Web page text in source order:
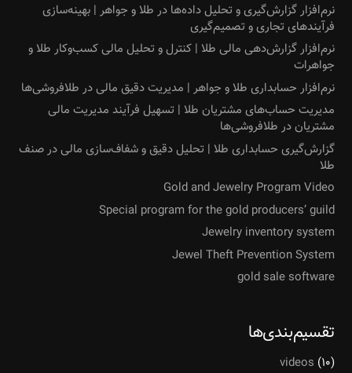
نرم‌افزار گزارش‌گیری و تحلیل داده‌ها در طلا و جواهر | بهینه‌سازی
فرآیندهای تجاری و تصمیم‌گیری
نرم‌افزار گزارش‌دهی مالی طلا | کنترل و تحلیل مالی کسب‌وکار طلا و
جواهرات
نرم‌افزار حسابداری طلا و جواهر | مدیریت دقیق مالی در طلافروشی‌ها
مدیریت حساب‌های مشتریان طلا | تسهیل فرآیند مدیریت مالی
مشتریان در طلافروشی‌ها
گزارش‌گیری حسابداری طلا | تحلیل دقیق و شفاف‌سازی مالی در صنف
طلا
Gold and Jewelry Program Video
Special program for the gold producers’ guild
Jewelry inventory system
Jewel Theft Prevention System
gold sale software
تقسیم‌بندی‌ها
videos (۱۰)